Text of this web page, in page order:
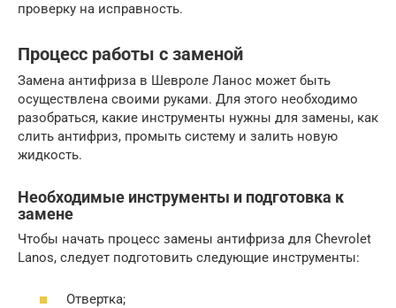
проверку на исправность.
Процесс работы с заменой
Замена антифриза в Шевроле Ланос может быть
осуществлена своими руками. Для этого необходимо
разобраться, какие инструменты нужны для замены, как
слить антифриз, промыть систему и залить новую
жидкость.
Необходимые инструменты и подготовка к
замене
Чтобы начать процесс замены антифриза для Chevrolet
Lanos, следует подготовить следующие инструменты:
Отвертка;